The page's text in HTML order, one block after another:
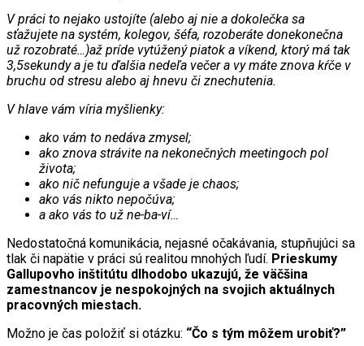
V práci to nejako ustojíte (alebo aj nie a dokolečka sa
sťažujete na systém, kolegov, šéfa, rozoberáte donekonečna
už rozobraté…)až príde vytúžený piatok a víkend, ktorý má tak
3,5sekundy a je tu ďalšia nedeľa večer a vy máte znova kŕče v
bruchu od stresu alebo aj hnevu či znechutenia.
V hlave vám víria myšlienky:
ako vám to nedáva zmysel;
ako znova strávite na nekonečných meetingoch pol
života;
ako nič nefunguje a všade je chaos;
ako vás nikto nepočúva;
a ako vás to už ne-ba-ví…
Nedostatočná komunikácia, nejasné očakávania, stupňujúci sa
tlak či napätie v práci sú realitou mnohých ľudí. Prieskumy
Gallupovho inštitútu dlhodobo ukazujú, že väčšina
zamestnancov je nespokojných na svojich aktuálnych
pracovných miestach.
Možno je čas položiť si otázku: “Čo s tým môžem urobiť?”